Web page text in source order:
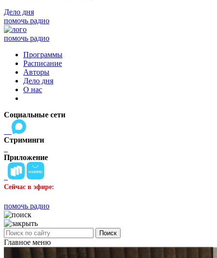
Дело дня
помочь радио
помочь радио
Программы
Расписание
Авторы
Дело дня
О нас
Социальные сети
Стриминги
Приложение
Сейчас в эфире:
помочь радио
Поиск
Главное меню